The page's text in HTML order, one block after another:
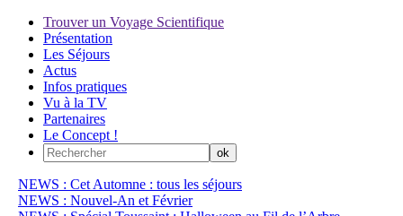
Trouver un Voyage Scientifique
Présentation
Les Séjours
Actus
Infos pratiques
Vu à la TV
Partenaires
Le Concept !
NEWS : Cet Automne : tous les séjours
NEWS : Nouvel-An et Février